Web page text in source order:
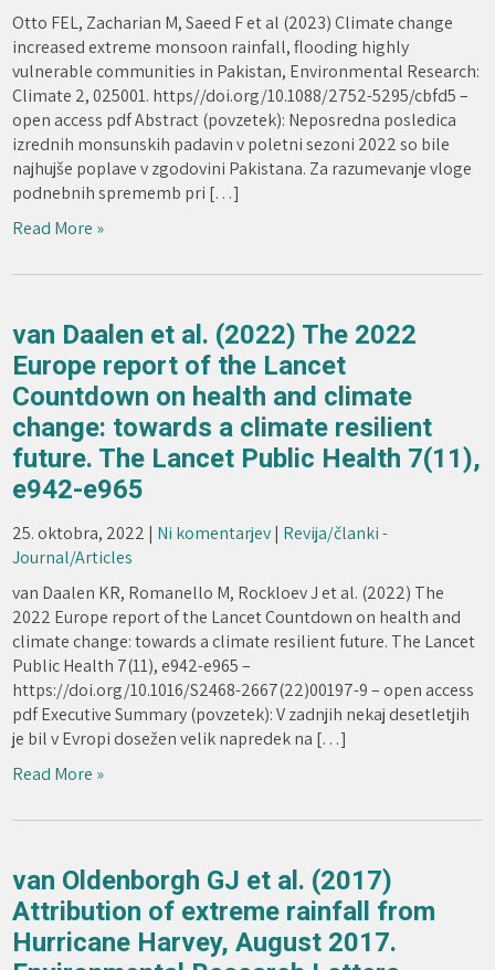
Otto FEL, Zacharian M, Saeed F et al (2023) Climate change
increased extreme monsoon rainfall, flooding highly
vulnerable communities in Pakistan, Environmental Research:
Climate 2, 025001. https//doi.org/10.1088/2752-5295/cbfd5 –
open access pdf Abstract (povzetek): Neposredna posledica
izrednih monsunskih padavin v poletni sezoni 2022 so bile
najhujše poplave v zgodovini Pakistana. Za razumevanje vloge
podnebnih sprememb pri […]
Read More »
van Daalen et al. (2022) The 2022
Europe report of the Lancet
Countdown on health and climate
change: towards a climate resilient
future. The Lancet Public Health 7(11),
e942-e965
25. oktobra, 2022 | Ni komentarjev| Revija/članki -
Journal/Articles
van Daalen KR, Romanello M, Rockloev J et al. (2022) The
2022 Europe report of the Lancet Countdown on health and
climate change: towards a climate resilient future. The Lancet
Public Health 7(11), e942-e965 –
https://doi.org/10.1016/S2468-2667(22)00197-9 – open access
pdf Executive Summary (povzetek): V zadnjih nekaj desetletjih
je bil v Evropi dosežen velik napredek na […]
Read More »
van Oldenborgh GJ et al. (2017)
Attribution of extreme rainfall from
Hurricane Harvey, August 2017.